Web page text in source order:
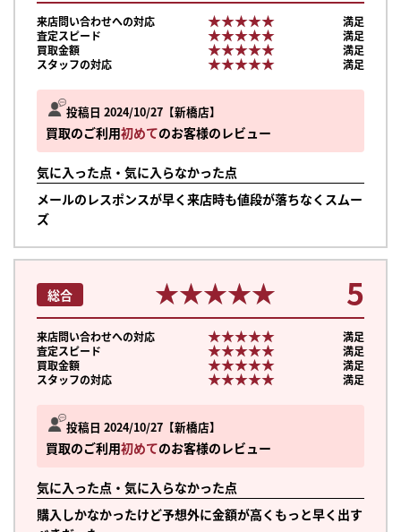
投稿日 2024/10/27 新橋店
買取のご利用初めてのお客様のレビュー
気に入った点・気に入らなかった点
メールのレスポンスが早く来店時も値段が落ちなくスムー
ズ
来店問い合わせへの対応 ★★★★★
★★★★★
満足
査定スピード
★★★★★
★★★★★
満足
買取金額
★★★★★
★★★★★
満足
スタッフの対応
★★★★★
★★★★★ 満足
投稿日 2024/10/27 新橋店
買取のご利用初めてのお客様のレビュー
気に入った点・気に入らなかった点
購入しかなかったけど予想外に金額が高くもっと早く出す
総合 ★★★★★
★★★★★ 5
来店問い合わせへの対応 ★★★★★
★★★★★
満足
査定スピード
★★★★★
★★★★★
満足
買取金額
★★★★★
★★★★★
満足
スタッフの対応
★★★★★
★★★★★ 満足